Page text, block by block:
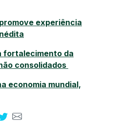
experiência
fortalecimento da
consolidados
economia mundial,